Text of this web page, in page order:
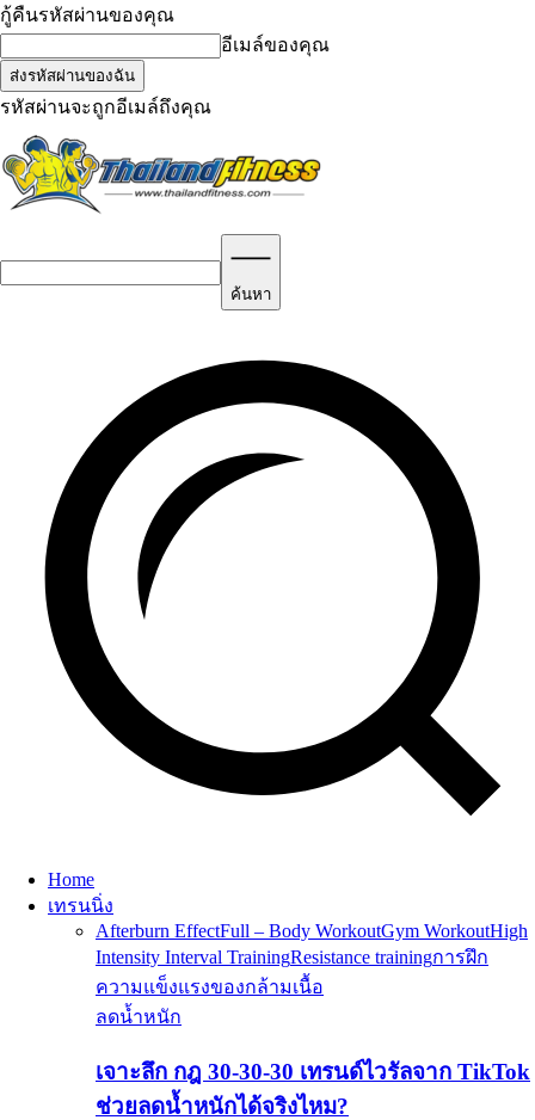
กู้คืนรหัสผ่านของคุณ
อีเมล์ของคุณ
รหัสผ่านจะถูกอีเมล์ถึงคุณ
ค้นหา
Home
เทรนนิ่ง
Afterburn EffectFull – Body WorkoutGym WorkoutHigh
Intensity Interval TrainingResistance trainingการฝึก
ความแข็งแรงของกล้ามเนื้อ
ลดน้ำหนัก
เจาะลึก กฎ 30-30-30 เทรนด์ไวรัลจาก TikTok
ช่วยลดน้ำหนักได้จริงไหม?